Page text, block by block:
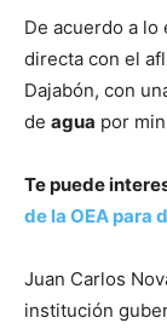
De acuerdo a lo
directa con el
Dajabón, con
de agua por
Te puede
de la OEA para
Juan Carlos
institución